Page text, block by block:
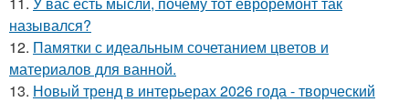
назывался?
12. Памятки с идеальным сочетанием цветов и
материалов для ванной.
13. Новый тренд в интерьерах 2026 года - творческий